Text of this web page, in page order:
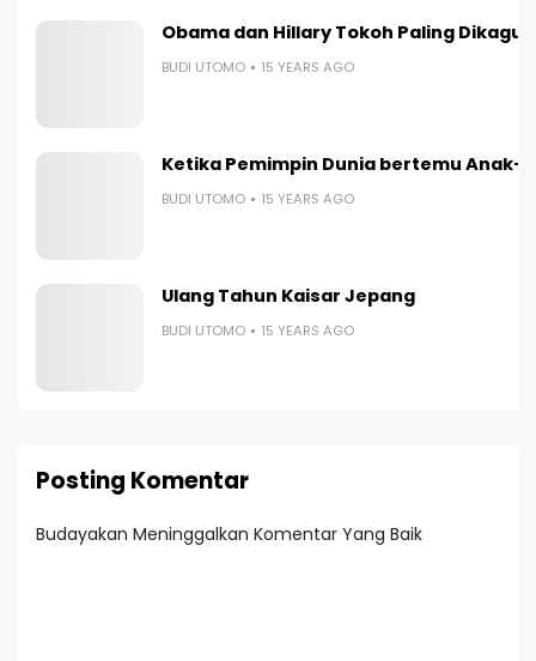
Obama dan Hillary Tokoh Paling
BUDI UTOMO 15 YEARS AGO
Ketika Pemimpin Dunia bertemu Anak-
BUDI UTOMO 15 YEARS AGO
Ulang Tahun Kaisar Jepang
BUDI UTOMO 15 YEARS AGO
Posting Komentar
Budayakan Meninggalkan Komentar Yang Baik